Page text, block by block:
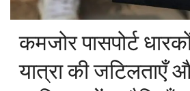
कमजोर पासपोर्ट
यात्रा की जटिलताएँ